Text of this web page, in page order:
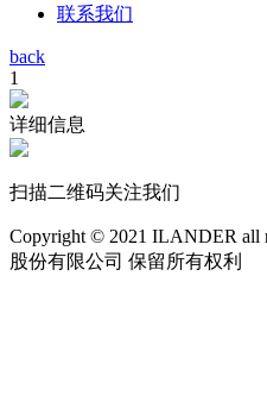
联系我们
back
1
详细信息
扫描二维码关注我们
Copyright © 2021 ILANDER all
股份有限公司 保留所有权利